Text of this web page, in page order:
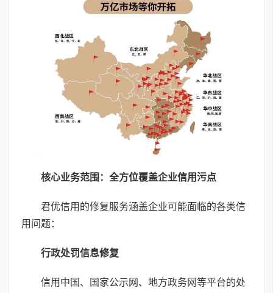
核心业务范围：全方位覆盖企业信用污点
君优信用的修复服务涵盖企业可能面临的各类信
用问题：
行政处罚信息修复
信用中国、国家公示网、地方政务网等平台的处